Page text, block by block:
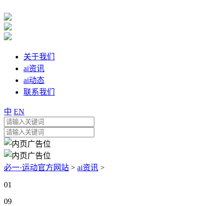
关于我们
ai资讯
ai动态
联系我们
中 EN
必一·运动官方网站 > ai资讯 >
01
09